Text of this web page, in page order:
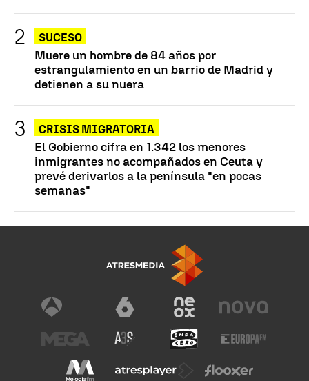
SUCESO
Muere un hombre de 84 años por
estrangulamiento en un barrio de Madrid y
detienen a su nuera
CRISIS MIGRATORIA
El Gobierno cifra en 1.342 los menores
inmigrantes no acompañados en Ceuta y
prevé derivarlos a la península "en pocas
semanas"